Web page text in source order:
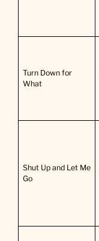
Turn Down for
What
Shut Up and Let Me
Go